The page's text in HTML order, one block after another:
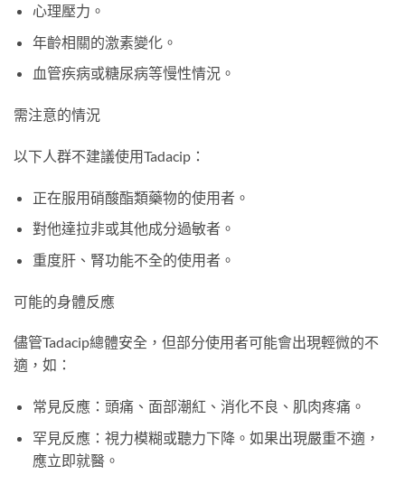
心理壓力。
年齡相關的激素變化。
血管疾病或糖尿病等慢性情況。
需注意的情況
以下人群不建議使用Tadacip：
正在服用硝酸酯類藥物的使用者。
對他達拉非或其他成分過敏者。
重度肝、腎功能不全的使用者。
可能的身體反應
儘管Tadacip總體安全，但部分使用者可能會出現輕微的不
適，如：
常見反應：頭痛、面部潮紅、消化不良、肌肉疼痛。
罕見反應：視力模糊或聽力下降。如果出現嚴重不適，
應立即就醫。